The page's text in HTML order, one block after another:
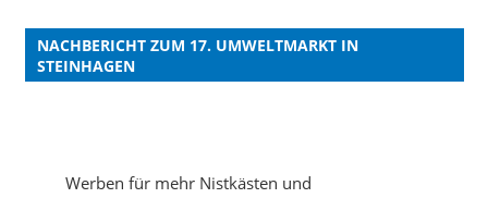
NACHBERICHT ZUM 17. UMWELTMARKT IN
STEINHAGEN
Werben für mehr Nistkästen und